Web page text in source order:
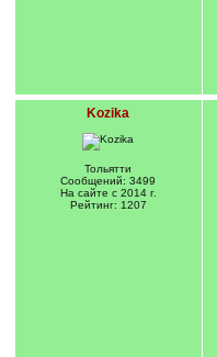
Kozika
Тольятти
Сообщений: 3499
На сайте с 2014 г.
Рейтинг: 1207